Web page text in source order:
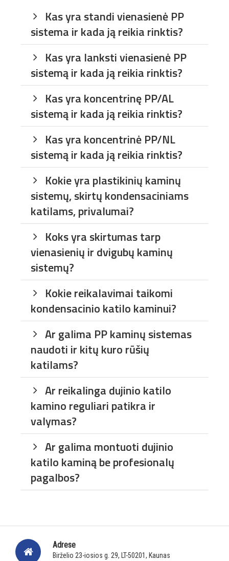
Kas yra standi vienasienė PP
sistema ir kada ją reikia rinktis?
Kas yra lanksti vienasienė PP
sistemą ir kada ją reikia rinktis?
Kas yra koncentrinę PP/AL
sistemą ir kada ją reikia rinktis?
Kas yra koncentrinė PP/NL
sistemą ir kada ją reikia rinktis?
Kokie yra plastikinių kaminų
sistemų, skirtų kondensaciniams
katilams, privalumai?
Koks yra skirtumas tarp
vienasienių ir dvigubų kaminų
sistemų?
Kokie reikalavimai taikomi
kondensacinio katilo kaminui?
Ar galima PP kaminų sistemas
naudoti ir kitų kuro rūšių
katilams?
Ar reikalinga dujinio katilo
kamino reguliari patikra ir
valymas?
Ar galima montuoti dujinio
katilo kaminą be profesionalų
pagalbos?
Adrese
Birželio 23-iosios g. 29, LT-50201, Kaunas